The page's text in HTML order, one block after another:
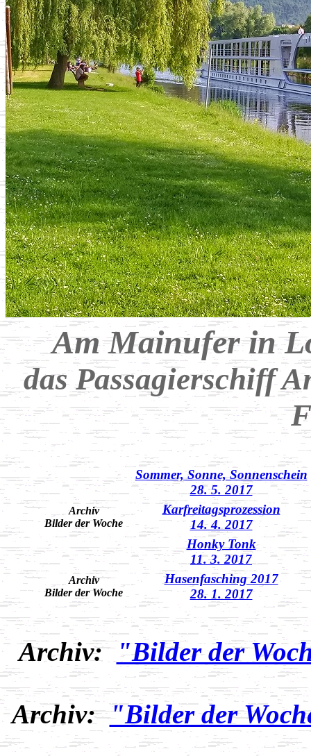
Am Mainufer in
das Passagierschiff
Sommer, Sonne, Sonnenschein
28. 5. 2017
Archiv
Bilder der Woche
Karfreitagsprozession
14. 4. 2017
Honky Tonk
11. 3. 2017
Archiv
Bilder der Woche
Hasenfasching 2017
28. 1. 2017
Archiv:"Bilder der
Archiv:"Bilder der